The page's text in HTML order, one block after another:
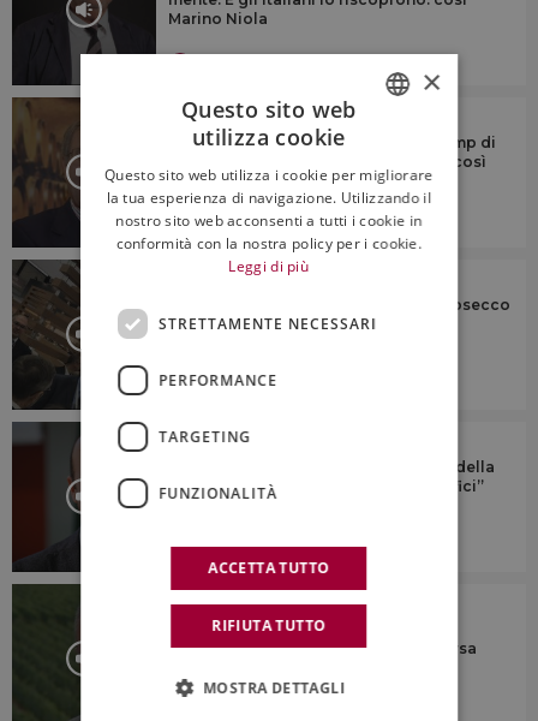
Marino Niola
AUDIO
“La minaccia del presidente Usa Trump di
nuovi dazi ci preoccupa non poco”: così
Sandro Boscaini
6:33
Cresce il vino italiano in Francia, e Prosecco
entra ne Le Petit Robert, il dizionario
AUDIO
“Oggi per il miglioramento genetico della
vite più ostacoli di legge che scientifici”
3:47
AUDIO
Il “cambiamento climatico” non è un
unicum, ma colpisce in maniera diversa
ENGLISH
×
Questo sito web
utilizza cookie
Questo sito web utilizza i cookie per migliorare
la tua esperienza di navigazione. Utilizzando il
nostro sito web acconsenti a tutti i cookie in
conformità con la nostra policy per i cookie.
Leggi di più
STRETTAMENTE NECESSARI
PERFORMANCE
TARGETING
FUNZIONALITÀ
ACCETTA TUTTO
RIFIUTA TUTTO
MOSTRA DETTAGLI